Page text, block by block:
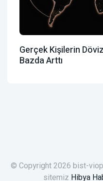
Gerçek Kişilerin
Bazda Arttı
© Copyright 2026 bist-
sitemiz Hibya